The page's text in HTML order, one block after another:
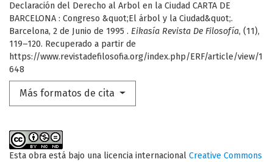
Declaración del Derecho al Arbol en la Ciudad CARTA DE
BARCELONA : Congreso &quot;El árbol y la Ciudad&quot;.
Barcelona, 2 de Junio de 1995 . Eikasía Revista De Filosofía, (11),
119–120. Recuperado a partir de
https://www.revistadefilosofia.org/index.php/ERF/article/view/1
648
Más formatos de cita
Esta obra está bajo una licencia internacional Creative Commons